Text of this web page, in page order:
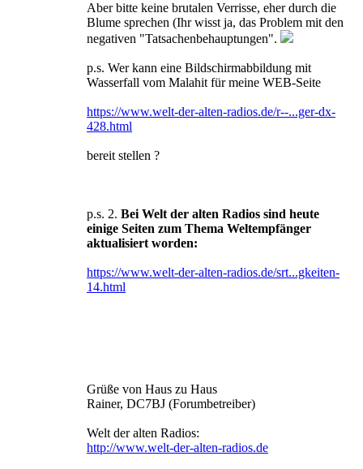
Aber bitte keine brutalen Verrisse, eher durch die
Blume sprechen (Ihr wisst ja, das Problem mit den
negativen "Tatsachenbehauptungen".
p.s. Wer kann eine Bildschirmabbildung mit
Wasserfall vom Malahit für meine WEB-Seite
https://www.welt-der-alten-radios.de/r--...ger-dx-
428.html
bereit stellen ?
p.s. 2. Bei Welt der alten Radios sind heute
einige Seiten zum Thema Weltempfänger
aktualisiert worden:
https://www.welt-der-alten-radios.de/srt...gkeiten-
14.html
Grüße von Haus zu Haus
Rainer, DC7BJ (Forumbetreiber)
Welt der alten Radios:
http://www.welt-der-alten-radios.de